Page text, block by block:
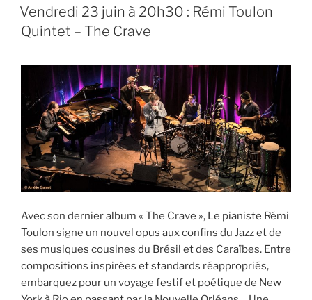
LE
Vendredi 23 juin à 20h30 : Rémi Toulon
Quintet – The Crave
Avec son dernier album « The Crave », Le pianiste Rémi
Toulon signe un nouvel opus aux confins du Jazz et de
ses musiques cousines du Brésil et des Caraïbes. Entre
compositions inspirées et standards réappropriés,
embarquez pour un voyage festif et poétique de New